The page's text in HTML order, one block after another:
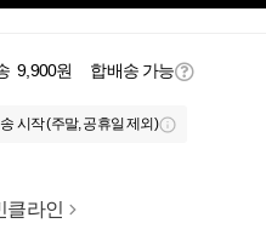
9,900원 합배송 가능
시작 (주말, 공휴일 제외)
클라인